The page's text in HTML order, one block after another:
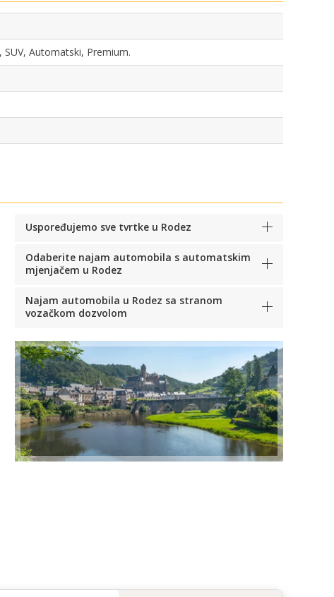
Automatski, Premium.
Uspoređujemo sve tvrtke u Rodez
Odaberite najam automobila s automatskim
mjenjačem u Rodez
Najam automobila u Rodez sa stranom
vozačkom dozvolom